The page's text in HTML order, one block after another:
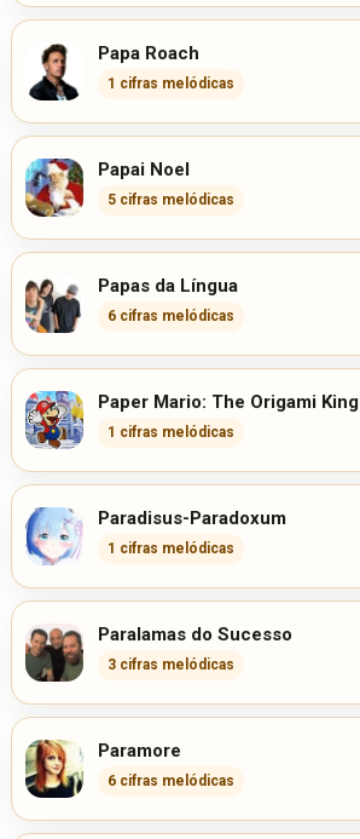
Papa Roach
1 cifras melódicas
Papai Noel
5 cifras melódicas
Papas da Língua
6 cifras melódicas
Paper Mario: The Origami King
1 cifras melódicas
Paradisus-Paradoxum
1 cifras melódicas
Paralamas do Sucesso
3 cifras melódicas
Paramore
6 cifras melódicas